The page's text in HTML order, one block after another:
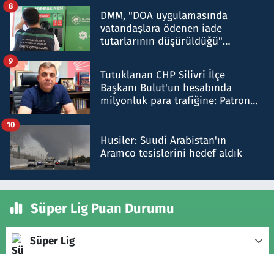
DMM, "DOA uygulamasında
vatandaşlara ödenen iade
tutarlarının düşürüldüğü"
8
Tutuklanan CHP Silivri İlçe
Başkanı Bulut'un hesabında
milyonluk para trafiğine: Patron
9
Husiler: Suudi Arabistan'ın
Aramco tesislerini hedef aldık
10
Süper Lig Puan Durumu
Süper Lig